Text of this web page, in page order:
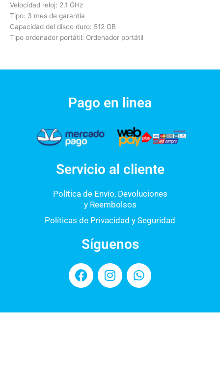
Velocidad reloj: 2.1 GHz
Tipo: 3 mes de garantía
Capacidad del disco duro: 512 GB
Tipo ordenador portátil: Ordenador portátil
Pago en linea
Servicio al cliente
Política de Envío, Devoluciones
y Reembolsos
Políticas de Privacidad y Seguridad
Síguenos
F
a
I
n
W
h